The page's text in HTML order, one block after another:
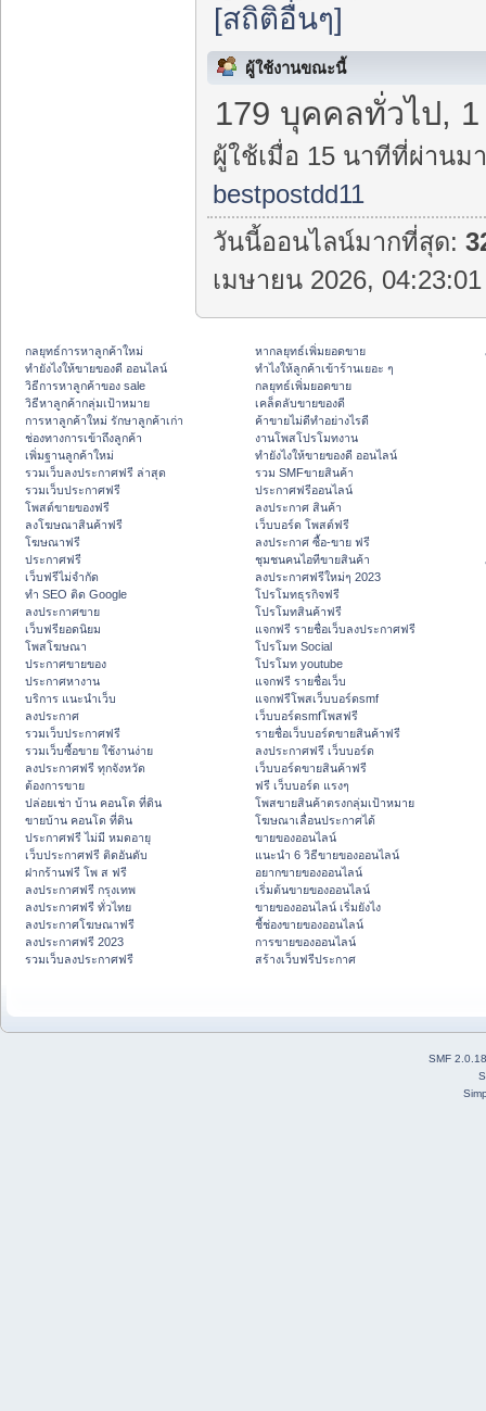
[สถิติอื่นๆ]
ผู้ใช้งานขณะนี้
179 บุคคลทั่วไป,
ผู้ใช้เมื่อ 15 นาทีที่ผ่านม
bestpostdd11
วันนี้ออนไลน์มากที่สุด:
เมษายน 2026,
กลยุทธ์การหาลูกค้าใหม่
ทํายังไงให้ขายของดี ออนไลน์
วิธีการหาลูกค้าของ sale
วิธีหาลูกค้ากลุ่มเป้าหมาย
การหาลูกค้าใหม่ รักษาลูกค้าเก่า
ช่องทางการเข้าถึงลูกค้า
เพิ่มฐานลูกค้าใหม่
รวมเว็บลงประกาศฟรี ล่าสุด
รวมเว็บประกาศฟรี
โพสต์ขายของฟรี
ลงโฆษณาสินค้าฟรี
โฆษณาฟรี
ประกาศฟรี
เว็บฟรีไม่จำกัด
ทำ SEO ติด Google
ลงประกาศขาย
เว็บฟรียอดนิยม
โพสโฆษณา
ประกาศขายของ
ประกาศหางาน
บริการ แนะนำเว็บ
ลงประกาศ
รวมเว็บประกาศฟรี
รวมเว็บซื้อขาย ใช้งานง่าย
ลงประกาศฟรี ทุกจังหวัด
ต้องการขาย
ปล่อยเช่า บ้าน คอนโด ที่ดิน
ขายบ้าน คอนโด ที่ดิน
ประกาศฟรี ไม่มี หมดอายุ
เว็บประกาศฟรี ติดอันดับ
ฝากร้านฟรี โพ ส ฟรี
ลงประกาศฟรี กรุงเทพ
ลงประกาศฟรี ทั่วไทย
ลงประกาศโฆษณาฟรี
ลงประกาศฟรี 2023
รวมเว็บลงประกาศฟรี
หากลยุทธ์เพิ่มยอดขาย
ทําไงให้ลูกค้าเข้าร้านเยอะ ๆ
กลยุทธ์เพิ่มยอดขาย
เคล็ดลับขายของดี
ค้าขายไม่ดีทำอย่างไรดี
งานโพสโปรโมทงาน
ทํายังไงให้ขายของดี ออนไลน์
รวม SMFขายสินค้า
ประกาศฟรีออนไลน์
ลงประกาศ สินค้า
เว็บบอร์ด โพสต์ฟรี
ลงประกาศ ซื้อ-ขาย ฟรี
ชุมชนคนไอทีขายสินค้า
ลงประกาศฟรีใหม่ๆ 2023
โปรโมทธุรกิจฟรี
โปรโมทสินค้าฟรี
แจกฟรี รายชื่อเว็บลงประกาศฟรี
โปรโมท Social
โปรโมท youtube
แจกฟรี รายชื่อเว็บ
แจกฟรีโพสเว็บบอร์ดsmf
เว็บบอร์ดsmfโพสฟรี
รายชื่อเว็บบอร์ดขายสินค้าฟรี
ลงประกาศฟรี เว็บบอร์ด
เว็บบอร์ดขายสินค้าฟรี
ฟรี เว็บบอร์ด แรงๆ
โพสขายสินค้าตรงกลุ่มเป้าหมาย
โฆษณาเลื่อนประกาศได้
ขายของออนไลน์
แนะนำ 6 วิธีขายของออนไลน์
อยากขายของออนไลน์
เริ่มต้นขายของออนไลน์
ขายของออนไลน์ เริ่มยังไง
ชี้ช่องขายของออนไลน์
การขายของออนไลน์
สร้างเว็บฟรีประกาศ
SMF 2.0.18